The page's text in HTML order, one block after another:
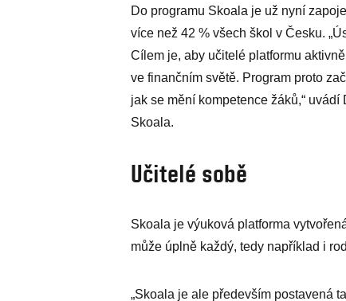
Do programu Skoala je už nyní
více než 42 % všech škol v Česku.
Cílem je, aby učitelé platformu
ve finančním světě. Program proto
jak se mění kompetence žáků,“
Skoala.
Učitelé sobě
Skoala je výuková platforma
může úplně každý, tedy například i
„Skoala je ale především postavená